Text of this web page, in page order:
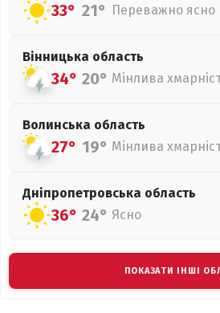
33° 21° Переважно ясно
Вінницька область
34° 20° Мінлива
Волинська область
27° 19° Мінлива
Дніпропетровська область
36° 24° Ясно
ПОКАЗАТИ ІНШІ